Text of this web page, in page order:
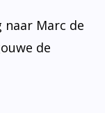
naar Marc de
de